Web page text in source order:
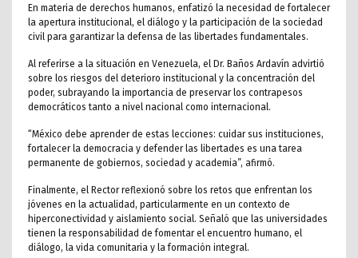
En materia de derechos humanos, enfatizó la necesidad de fortalecer
la apertura institucional, el diálogo y la participación de la sociedad
civil para garantizar la defensa de las libertades fundamentales.
Al referirse a la situación en Venezuela, el Dr. Baños Ardavín advirtió
sobre los riesgos del deterioro institucional y la concentración del
poder, subrayando la importancia de preservar los contrapesos
democráticos tanto a nivel nacional como internacional.
“México debe aprender de estas lecciones: cuidar sus instituciones,
fortalecer la democracia y defender las libertades es una tarea
permanente de gobiernos, sociedad y academia”, afirmó.
Finalmente, el Rector reflexionó sobre los retos que enfrentan los
jóvenes en la actualidad, particularmente en un contexto de
hiperconectividad y aislamiento social. Señaló que las universidades
tienen la responsabilidad de fomentar el encuentro humano, el
diálogo, la vida comunitaria y la formación integral.